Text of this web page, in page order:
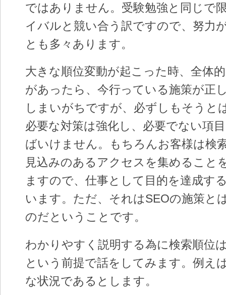
ではありません。受験勉強と同じで
イバルと競い合う訳ですので、努力
とも多々あります。
大きな順位変動が起こった時、全体
があったら、今行っている施策が正
しまいがちですが、必ずしもそうと
必要な対策は強化し、必要でない項
ばいけません。もちろんお客様は検
見込みのあるアクセスを集めること
ますので、仕事として目的を達成す
います。ただ、それはSEOの施策と
のだということです。
わかりやすく説明する為に検索順位
という前提で話をしてみます。例え
な状況であるとします。